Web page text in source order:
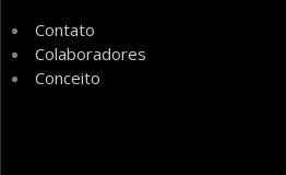
Contato
Colaboradores
Conceito